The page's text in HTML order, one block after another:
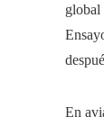
global
En